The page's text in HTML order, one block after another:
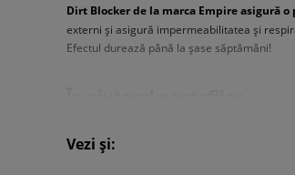
Dirt Blocker de la marca Empire asigură
externi și asigură impermeabilitatea și
Efectul durează până la șase săptămâni!
eficient pentru curățarea profundă a
Vezi și: